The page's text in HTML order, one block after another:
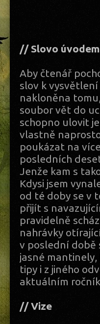
// Slovo úvodem
Aby čtenář
slov k
nakloněna
soubor vět do
schopno ulovit
vlastně
poukázat na
posledních
Jenže kam s
Kdysi jsem
od té doby se v
přijít s
pravidelně
nahrávky
v poslední době
jasné
tipy i z jiného
aktuálním
// Vize